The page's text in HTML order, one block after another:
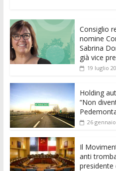
e
b
o
o
k
itt
er l
at
s
A
p
Consiglio
nomine
Sabrina
già vice
19 luglio
Holding
“Non
26
Il
anti
presidente